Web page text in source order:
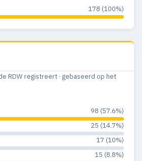
178 (100%)
RDW registreert · gebaseerd op het
98 (57.6%)
25 (14.7%)
17 (10%)
15 (8.8%)